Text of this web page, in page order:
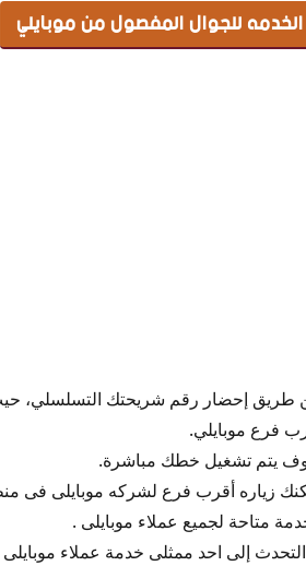
للجوال المفصول من موبايلي
فرع موبايلي.
يتم تشغيل خطك مباشرة.
زياره أقرب فرع لشركه موبايلى فى
متاحة لجميع عملاء موبايلى .
إلى احد ممثلى خدمة عملاء موبايلى على رقم